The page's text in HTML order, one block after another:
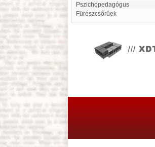
Pszichopedagógus
Fürészcsőrüek